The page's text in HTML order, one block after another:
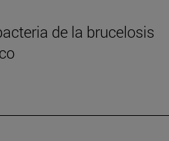
de la brucelosis